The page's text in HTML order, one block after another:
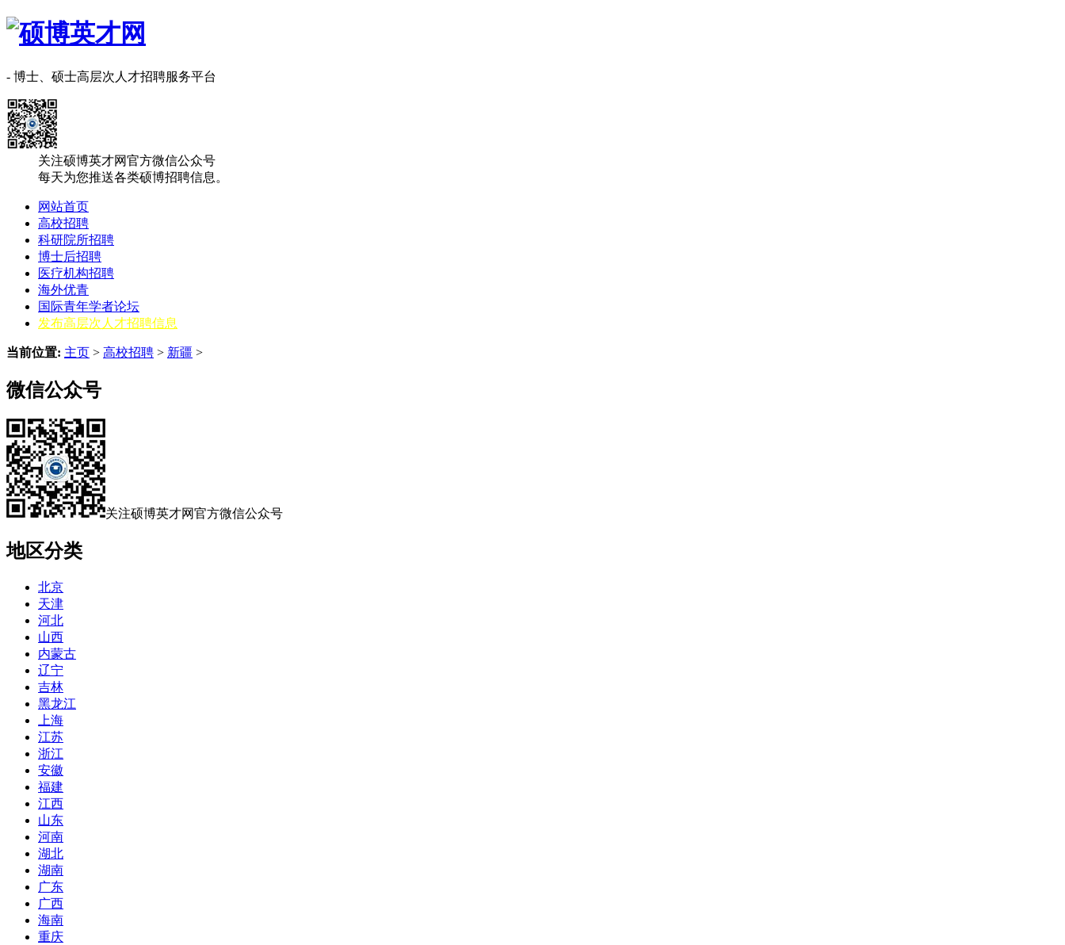
- 博士、硕士高层次人才招聘服务平台
关注硕博英才网官方微信公众号
每天为您推送各类硕博招聘信息。
网站首页
高校招聘
科研院所招聘
博士后招聘
医疗机构招聘
海外优青
国际青年学者论坛
发布高层次人才招聘信息
当前位置: 主页 > 高校招聘 > 新疆 >
微信公众号
关注硕博英才网官方微信公众号
地区分类
北京
天津
河北
山西
内蒙古
辽宁
吉林
黑龙江
上海
江苏
浙江
安徽
福建
江西
山东
河南
湖北
湖南
广东
广西
海南
重庆